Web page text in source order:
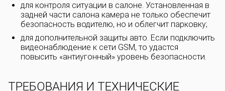
для контроля ситуации в салоне. Установленная в
задней части салона камера не только обеспечит
безопасность водителю, но и облегчит парковку;
для дополнительной защиты авто. Если подключить
видеонаблюдение к сети GSM, то удастся
повысить «антиугонный» уровень безопасности.
ТРЕБОВАНИЯ И ТЕХНИЧЕСКИЕ